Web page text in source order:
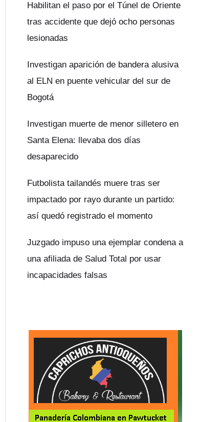
Habilitan el paso por el Túnel de Oriente
tras accidente que dejó ocho personas
lesionadas
Investigan aparición de bandera alusiva
al ELN en puente vehicular del sur de
Bogotá
Investigan muerte de menor silletero en
Santa Elena: llevaba dos días
desaparecido
Futbolista tailandés muere tras ser
impactado por rayo durante un partido:
así quedó registrado el momento
Juzgado impuso una ejemplar condena a
una afiliada de Salud Total por usar
incapacidades falsas